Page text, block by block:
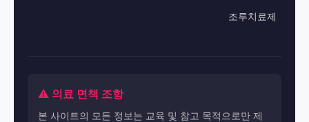
조루치료제
⚠️ 의료 면책 조항
본 사이트의 모든 정보는 교육 및 참고 목적으로만 제